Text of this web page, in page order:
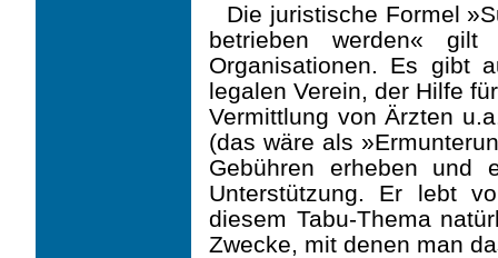
Die juristische Formel
betrieben werden«
Organisationen. Es gibt
legalen Verein, der Hilfe
Vermittlung von Ärzten
(das wäre als
Gebühren erheben und
Unterstützung. Er lebt
diesem Tabu-Thema
Zwecke, mit denen man